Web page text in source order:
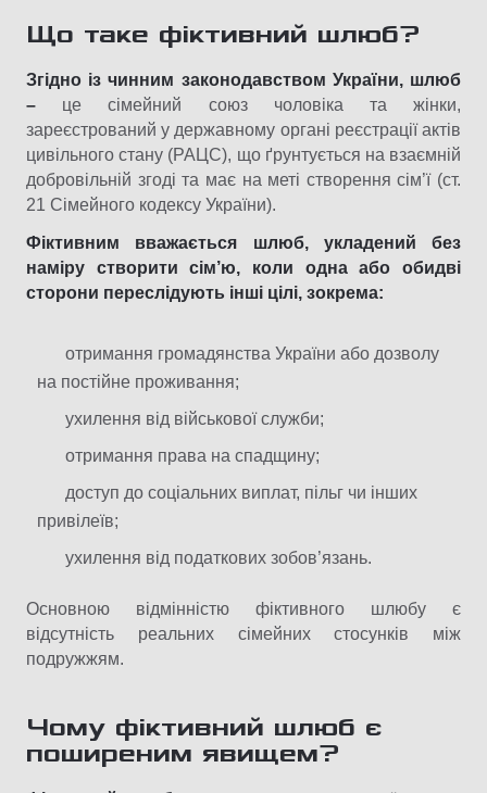
Що таке фіктивний шлюб?
Згідно із чинним законодавством України, шлюб
– це сімейний союз чоловіка та жінки,
зареєстрований у державному органі реєстрації актів
цивільного стану (РАЦС), що ґрунтується на взаємній
добровільній згоді та має на меті створення сім’ї (ст.
21 Сімейного кодексу України).
Фіктивним вважається шлюб, укладений без
наміру створити сім’ю, коли одна або обидві
сторони переслідують інші цілі, зокрема:
отримання громадянства України або дозволу
на постійне проживання;
ухилення від військової служби;
отримання права на спадщину;
доступ до соціальних виплат, пільг чи інших
привілеїв;
ухилення від податкових зобов’язань.
Основною відмінністю фіктивного шлюбу є
відсутність реальних сімейних стосунків між
подружжям.
Чому фіктивний шлюб є
поширеним явищем?